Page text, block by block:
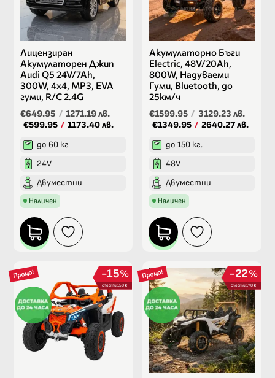
Лицензиран
Акумулаторен Джип
Audi Q5 24V/7Ah,
300W, 4х4, МР3, EVA
гуми, R/C 2.4G
€649.95/1271.19 лв.
€599.95 / 1173.40 лв.
до 60 кг
24V
Двуместни
Наличен
Акумулаторно Бъги
Electric, 48V/20Ah,
800W, Надуваеми
Гуми, Bluetooth, до
25км/ч
€1599.95/3129.23 лв.
€1349.95 / 2640.27 лв.
до 150 кг.
48V
Двуместни
Наличен
Промо! %
15
спести 150 €
Промо! %
22
спести 170 €